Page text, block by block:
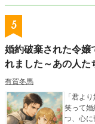
5
婚約破棄された令嬢
れました～あの人た
有賀冬馬
「君よ
笑って婚
つ、心